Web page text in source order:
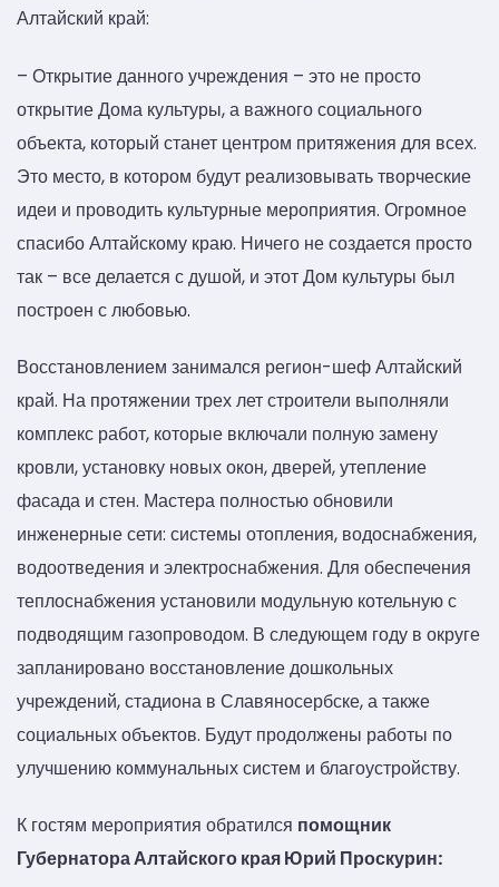
Алтайский край:
– Открытие данного учреждения – это не просто
открытие Дома культуры, а важного социального
объекта, который станет центром притяжения для всех.
Это место, в котором будут реализовывать творческие
идеи и проводить культурные мероприятия. Огромное
спасибо Алтайскому краю. Ничего не создается просто
так – все делается с душой, и этот Дом культуры был
построен с любовью.
Восстановлением занимался регион-шеф Алтайский
край. На протяжении трех лет строители выполняли
комплекс работ, которые включали полную замену
кровли, установку новых окон, дверей, утепление
фасада и стен. Мастера полностью обновили
инженерные сети: системы отопления, водоснабжения,
водоотведения и электроснабжения. Для обеспечения
теплоснабжения установили модульную котельную с
подводящим газопроводом. В следующем году в округе
запланировано восстановление дошкольных
учреждений, стадиона в Славяносербске, а также
социальных объектов. Будут продолжены работы по
улучшению коммунальных систем и благоустройству.
К гостям мероприятия обратился помощник
Губернатора Алтайского края Юрий Проскурин: